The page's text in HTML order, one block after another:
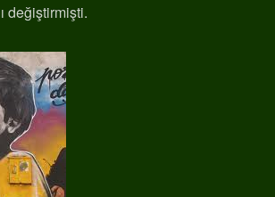
değiştirmişti.